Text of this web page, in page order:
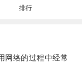
排行
络的过程中经常